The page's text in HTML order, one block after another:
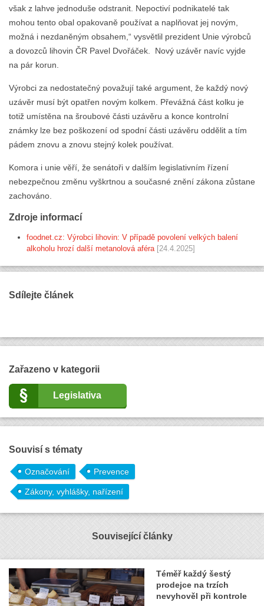
však z lahve jednoduše odstranit. Nepoctiví podnikatelé tak
mohou tento obal opakovaně používat a naplňovat jej novým,
možná i nezdaněným obsahem,“ vysvětlil prezident Unie výrobců
a dovozců lihovin ČR Pavel Dvořáček. Nový uzávěr navíc vyjde
na pár korun.
Výrobci za nedostatečný považují také argument, že každý nový
uzávěr musí být opatřen novým kolkem. Převážná část kolku je
totiž umístěna na šroubové části uzávěru a konce kontrolní
známky lze bez poškození od spodní části uzávěru oddělit a tím
pádem znovu a znovu stejný kolek používat.
Komora i unie věří, že senátoři v dalším legislativním řízení
nebezpečnou změnu vyškrtnou a současné znění zákona zůstane
zachováno.
Zdroje informací
foodnet.cz: Výrobci lihovin: V případě povolení velkých balení
alkoholu hrozí další metanolová aféra [24.4.2025]
Sdílejte článek
Zařazeno v kategorii
Legislativa
Souvisí s tématy
Označování Prevence
Zákony, vyhlášky, nařízení
Související články
Téměř každý šestý
prodejce na trzích
nevyhověl při kontrole